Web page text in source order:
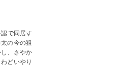
で同居す
の今の狙
、さやか
どいやり